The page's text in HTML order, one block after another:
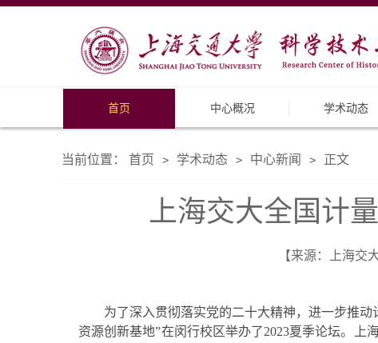
首页 中心概况 学术动态
当前位置： 首页 > 学术动态 > 中心新闻 > 正文
上海交大全国计
【来源：上海交
为了深入贯彻落实党的二十大精神，进一步推
资源创新基地”在闵行校区举办了2023夏季论坛。